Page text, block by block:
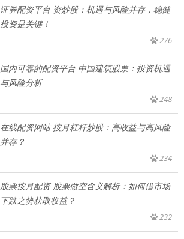
证券配资平台 资炒股：机遇与风险并存，稳健
投资是关键！
276
国内可靠的配资平台 中国建筑股票：投资机遇
与风险分析
248
在线配资网站 按月杠杆炒股：高收益与高风险
并存？
234
股票按月配资 股票做空含义解析：如何借市场
下跌之势获取收益？
232